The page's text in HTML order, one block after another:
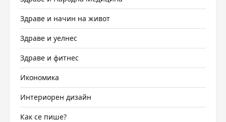
Здраве и начин на живот
Здраве и уелнес
Здраве и фитнес
Икономика
Интериорен дизайн
Как се пише?